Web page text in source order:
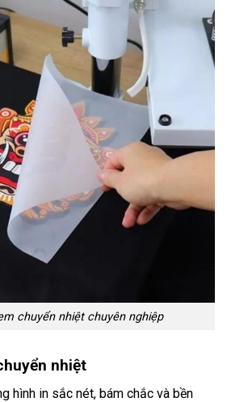
chuyển nhiệt chuyên nghiệp
nhiệt
hình in sắc nét, bám chắc và bền